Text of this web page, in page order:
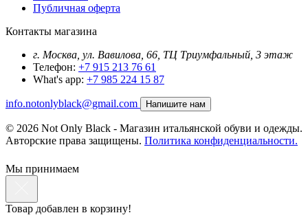
Публичная оферта
Контакты магазина
г. Москва, ул. Вавилова, 66, ТЦ Триумфальный, 3 этаж
Телефон: +7 915 213 76 61
What's app: +7 985 224 15 87
info.notonlyblack@gmail.com Напишите нам
© 2026 Not Only Black - Магазин итальянской обуви и одежды.
Авторские права защищены. Политика конфиденциальности.
Мы принимаем
Товар добавлен в корзину!